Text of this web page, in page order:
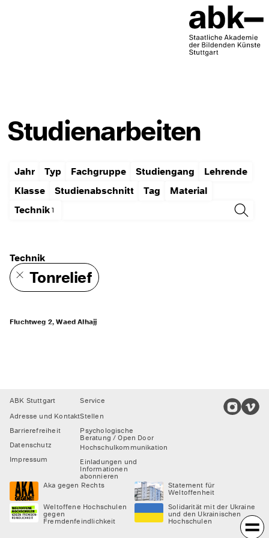
Studienarbeiten
Jahr Typ Fachgruppe Studiengang
Lehrende
Klasse
Studienabschnitt Tag
Material
Technik
Technik
Tonrelief
Fluchtweg 2, Waed Alhajj
Footer
ABK Stuttgart
Adresse und Kontakt
Barrierefreiheit
Datenschutz
Impressum
Service
Stellen
Psychologische
Beratung / Open Door
Hochschulkommunikation
Einladungen und
Informationen
abonnieren
Aka gegen Rechts
Statement für
Weltoffenheit
Weltoffene Hochschulen
gegen
Fremdenfeindlichkeit
Solidarität mit der Ukraine
und den Ukrainischen
Hochschulen